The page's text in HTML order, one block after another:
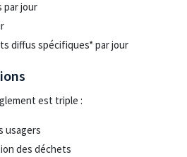
par jour
diffus spécifiques* par jour
est triple :
usagers
des déchets